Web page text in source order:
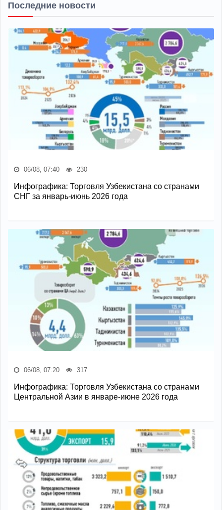
Последние новости
06/08, 07:40 230
Инфографика: Торговля Узбекистана со странами
СНГ за январь-июнь 2026 года
06/08, 07:20 317
Инфографика: Торговля Узбекистана со странами
Центральной Азии в январе-июне 2026 года